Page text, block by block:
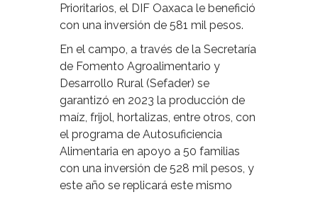
Prioritarios, el DIF Oaxaca le benefició
con una inversión de 581 mil pesos.
En el campo, a través de la Secretaría
de Fomento Agroalimentario y
Desarrollo Rural (Sefader) se
garantizó en 2023 la producción de
maíz, frijol, hortalizas, entre otros, con
el programa de Autosuficiencia
Alimentaria en apoyo a 50 familias
con una inversión de 528 mil pesos, y
este año se replicará este mismo